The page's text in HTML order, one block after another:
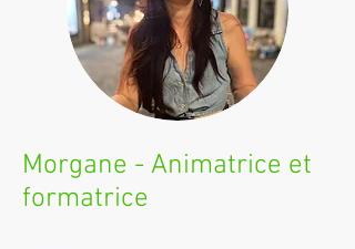
Morgane - Animatrice et
formatrice